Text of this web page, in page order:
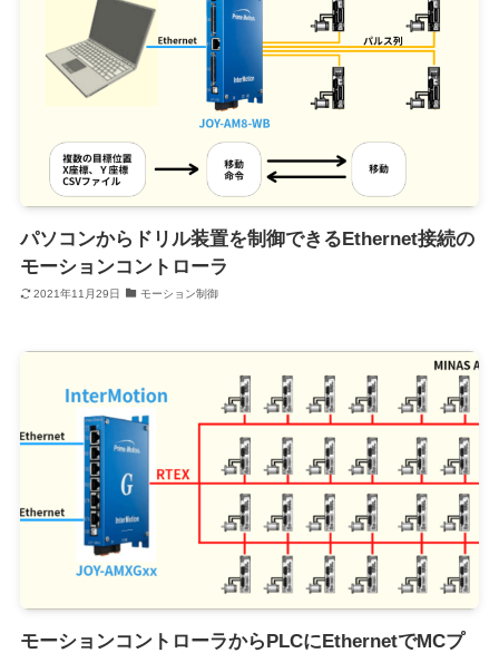
パソコンからドリル装置を制御できるEthernet接続の
モーションコントローラ
2021年11月29日 モーション制御
モーションコントローラからPLCにEthernetでMCプ